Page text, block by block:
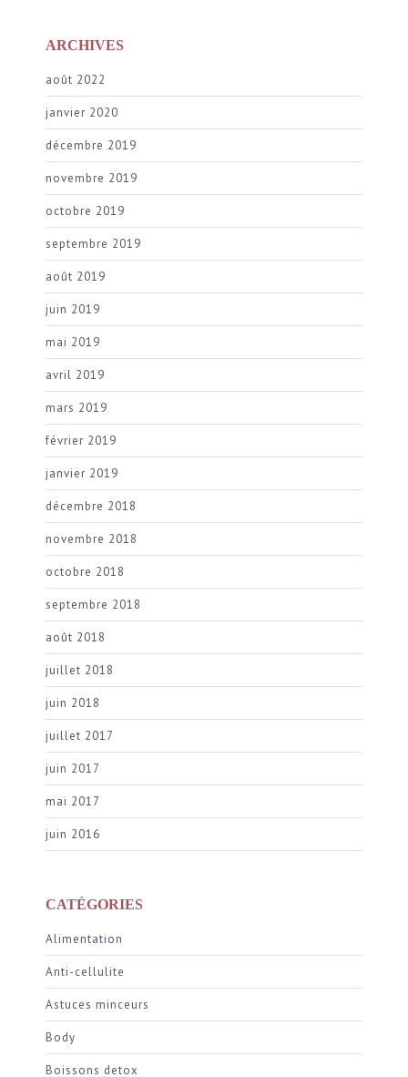
ARCHIVES
août 2022
janvier 2020
décembre 2019
novembre 2019
octobre 2019
septembre 2019
août 2019
juin 2019
mai 2019
avril 2019
mars 2019
février 2019
janvier 2019
décembre 2018
novembre 2018
octobre 2018
septembre 2018
août 2018
juillet 2018
juin 2018
juillet 2017
juin 2017
mai 2017
juin 2016
CATÉGORIES
Alimentation
Anti-cellulite
Astuces minceurs
Body
Boissons detox